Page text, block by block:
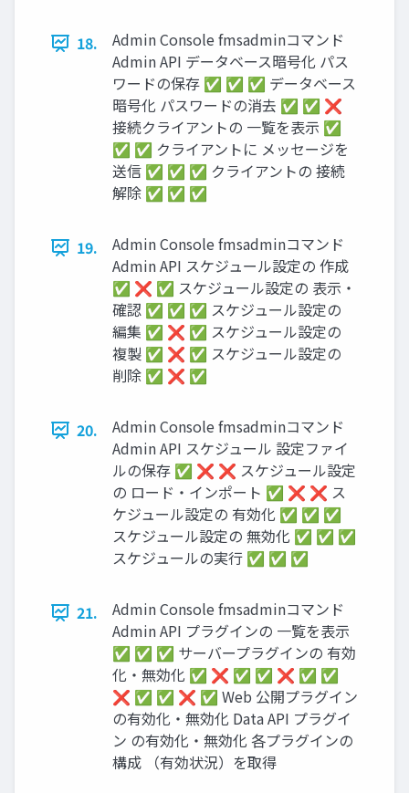
18.
Admin Console fmsadminコマンド
Admin API データベース暗号化 パス
ワードの保存 ✅ ✅ ✅ データベース
暗号化 パスワードの消去 ✅ ✅ ❌
接続クライアントの 一覧を表示 ✅
✅ ✅ クライアントに メッセージを
送信 ✅ ✅ ✅ クライアントの 接続
解除 ✅ ✅ ✅
19.
Admin Console fmsadminコマンド
Admin API スケジュール設定の 作成
✅ ❌ ✅ スケジュール設定の 表示・
確認 ✅ ✅ ✅ スケジュール設定の
編集 ✅ ❌ ✅ スケジュール設定の
複製 ✅ ❌ ✅ スケジュール設定の
削除 ✅ ❌ ✅
20.
Admin Console fmsadminコマンド
Admin API スケジュール 設定ファイ
ルの保存 ✅ ❌ ❌ スケジュール設定
の ロード・インポート ✅ ❌ ❌ ス
ケジュール設定の 有効化 ✅ ✅ ✅
スケジュール設定の 無効化 ✅ ✅ ✅
スケジュールの実行 ✅ ✅ ✅
21.
Admin Console fmsadminコマンド
Admin API プラグインの 一覧を表示
✅ ✅ ✅ サーバープラグインの 有効
化・無効化 ✅ ❌ ✅ ✅ ❌ ✅ ✅
❌ ✅ ✅ ❌ ✅ Web 公開プラグイン
の有効化・無効化 Data API プラグイ
ン の有効化・無効化 各プラグインの
構成 （有効状況）を取得